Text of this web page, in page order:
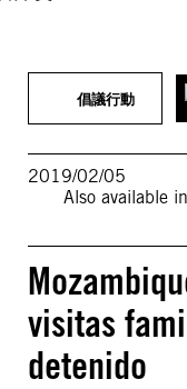
倡議行動
2019/02/05
Also available
visitas
detenido